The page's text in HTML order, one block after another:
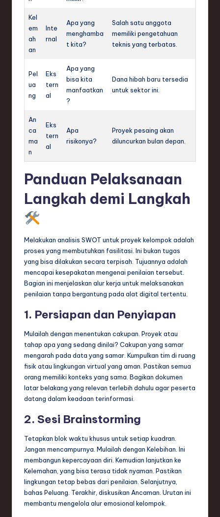
Kel
em
ah
an
Inte
rnal
Apa yang
menghamba
t kita?
Salah satu anggota
memiliki pengetahuan
teknis yang terbatas.
Pel
ua
ng
Eks
tern
al
Apa yang
bisa kita
manfaatkan
?
Dana hibah baru tersedia
untuk sektor ini.
An
ca
ma
n
Eks
tern
al
Apa
risikonya?
Proyek pesaing akan
diluncurkan bulan depan.
Panduan Pelaksanaan
Langkah demi Langkah
Melakukan analisis SWOT untuk proyek kelompok adalah
proses yang membutuhkan fasilitasi. Ini bukan tugas
yang bisa dilakukan secara terpisah. Tujuannya adalah
mencapai kesepakatan mengenai penilaian tersebut.
Bagian ini menjelaskan alur kerja untuk melaksanakan
penilaian tanpa bergantung pada alat digital tertentu.
1. Persiapan dan Penyiapan
Mulailah dengan menentukan cakupan. Proyek atau
tahap apa yang sedang dinilai? Cakupan yang samar
mengarah pada data yang samar. Kumpulkan tim di ruang
fisik atau lingkungan virtual yang aman. Pastikan semua
orang memiliki konteks yang sama. Bagikan dokumen
latar belakang yang relevan terlebih dahulu agar peserta
datang dalam keadaan terinformasi.
2. Sesi Brainstorming
Tetapkan blok waktu khusus untuk setiap kuadran.
Jangan mencampurnya. Mulailah dengan Kelebihan. Ini
membangun kepercayaan diri. Kemudian lanjutkan ke
Kelemahan, yang bisa terasa tidak nyaman. Pastikan
lingkungan tetap bebas dari penilaian. Selanjutnya,
bahas Peluang. Terakhir, diskusikan Ancaman. Urutan ini
membantu mengelola alur emosional kelompok.